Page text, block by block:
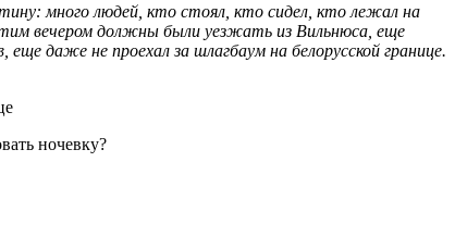
много людей, кто стоял, кто сидел, кто лежал на
вечером должны были уезжать из Вильнюса, еще
даже не проехал за шлагбаум на белорусской границе.
ночевку?